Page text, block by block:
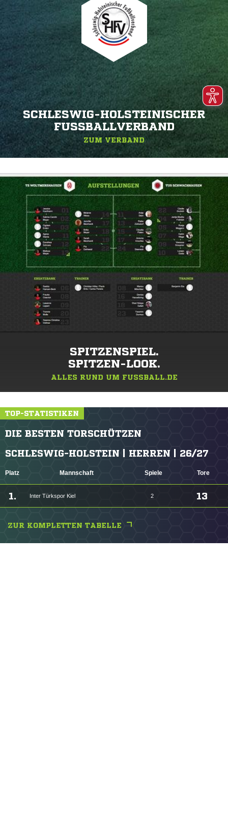
SCHLESWIG-HOLSTEINISCHER
FUSSBALLVERBAND
ZUM VERBAND
SPITZENSPIEL.
SPITZEN-LOOK.
ALLES RUND UM FUSSBALL.DE
TOP-STATISTIKEN
DIE BESTEN TORSCHÜTZEN
SCHLESWIG-HOLSTEIN | HERREN | 26/27
Platz Mannschaft Spiele Tore
1. Inter Türkspor Kiel 2 13
ZUR KOMPLETTEN TABELLE